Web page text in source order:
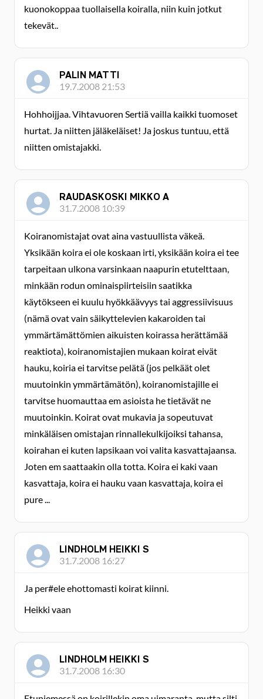
kuonokoppaa tuollaisella koiralla, niin kuin jotkut
tekevät..
PALIN MATTI
19.7.2008 21:53
Hohhoijjaa. Vihtavuoren Sertiä vailla kaikki tuomoset
hurtat. Ja niitten jäläkeläiset! Ja joskus tuntuu, että
niitten omistajakki.
RAUDASKOSKI MIKKO A
31.7.2008 10:39
Koiranomistajat ovat aina vastuullista väkeä.
Yksikään koira ei ole koskaan irti, yksikään koira ei tee
tarpeitaan ulkona varsinkaan naapurin etutelttaan,
minkään rodun ominaispiirteisiin saatikka
käytökseen ei kuulu hyökkäävyys tai aggressiivisuus
(nämä ovat vain säikyttelevien kakaroiden tai
ymmärtämättömien aikuisten koirassa herättämää
reaktiota), koiranomistajien mukaan koirat eivät
hauku, koiria ei tarvitse pelätä (jos pelkäät olet
muutoinkin ymmärtämätön), koiranomistajille ei
tarvitse huomauttaa em asioista he tietävät ne
muutoinkin. Koirat ovat mukavia ja sopeutuvat
minkäläisen omistajan rinnallekulkijoiksi tahansa,
koirahan ei kuten lapsikaan voi valita kasvattajaansa.
Joten em saattaakin olla totta. Koira ei kaki vaan
kasvattaja, koira ei hauku vaan kasvattaja, koira ei
pure ...
LINDHOLM HEIKKI S
31.7.2008 16:27
Ja per#ele ehottomasti koirat kiinni.
Heikki vaan
LINDHOLM HEIKKI S
31.7.2008 16:30